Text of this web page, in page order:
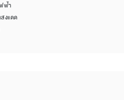
ฟ้า
งแดด